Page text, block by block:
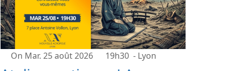
On Mar. 25 août 2026 19h30 - Lyon